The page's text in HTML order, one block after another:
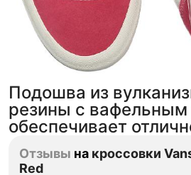
Подошва из
резины с вафельным
обеспечивает
Отзывы на кроссовки
Red